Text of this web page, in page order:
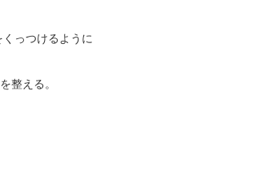
っつけるように
整える。